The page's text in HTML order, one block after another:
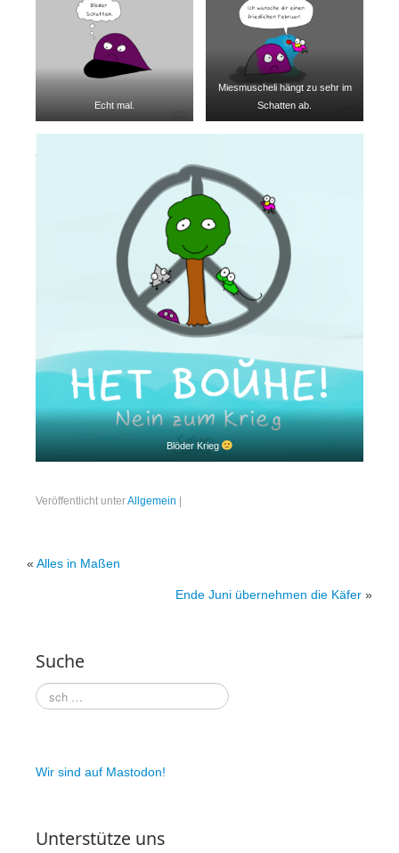
Echt mal.
Miesmuscheli hängt zu sehr im
Schatten ab.
Blöder Krieg
Veröffentlicht unterAllgemein
« Alles in Maßen
Ende Juni übernehmen die Käfer »
Suche
Wir sind auf Mastodon!
Unterstütze uns